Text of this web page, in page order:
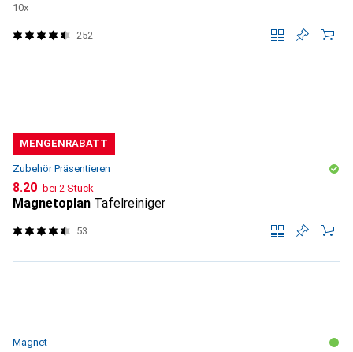
10x
252
MENGENRABATT
Zubehör Präsentieren
CHF
8.20 bei 2 Stück
Magnetoplan Tafelreiniger
53
Magnet